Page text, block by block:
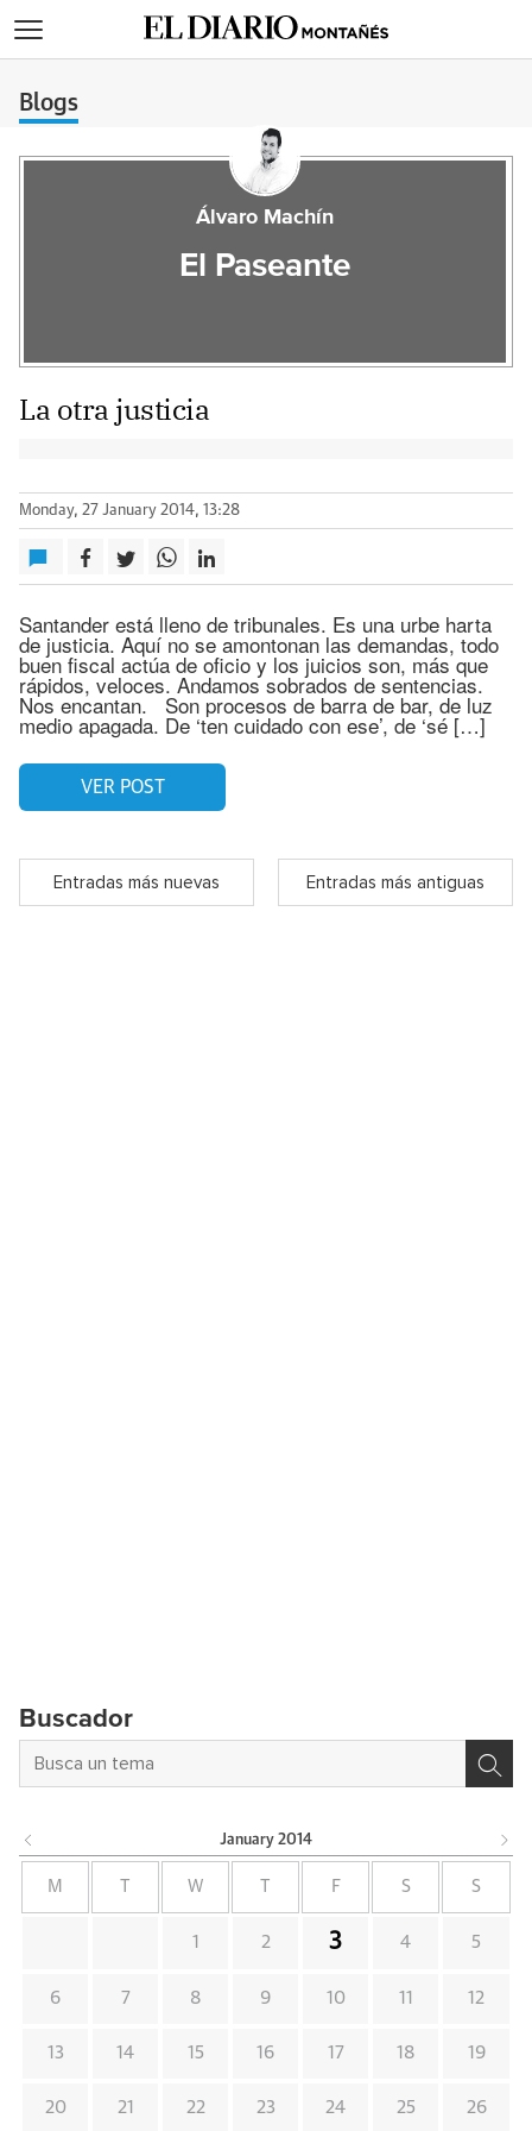
Blogs
Álvaro Machín
El Paseante
La otra justicia
Monday, 27 January 2014, 13:28
Santander está lleno de tribunales. Es una urbe harta
de justicia. Aquí no se amontonan las demandas, todo
buen fiscal actúa de oficio y los juicios son, más que
rápidos, veloces. Andamos sobrados de sentencias.
Nos encantan. Son procesos de barra de bar, de luz
medio apagada. De ‘ten cuidado con ese’, de ‘sé […]
VER POST
Entradas más nuevas Entradas más antiguas
Buscador
January 2014
M W F S S
1 2 3 4 5
6 7 8 9 10 11 12
13 14 15 16 17 18 19
20 21 22 23 24 25 26